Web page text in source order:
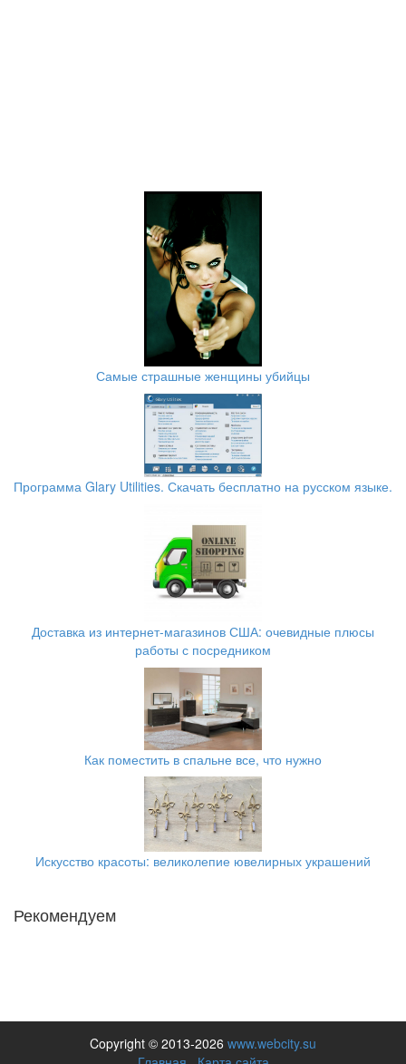
Самые страшные женщины убийцы
Программа Glary Utilities. Скачать бесплатно на русском языке.
Доставка из интернет-магазинов США: очевидные плюсы
работы с посредником
Как поместить в спальне все, что нужно
Искусство красоты: великолепие ювелирных украшений
Рекомендуем
Copyright © 2013-2026 www.webcity.su